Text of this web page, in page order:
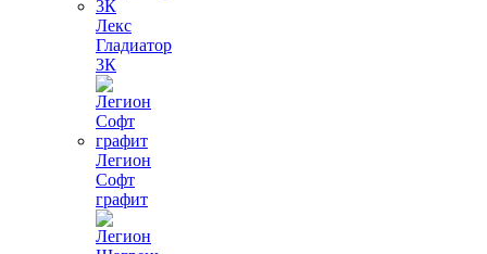
Лекс
Гладиатор
3К
Легион
Софт
графит